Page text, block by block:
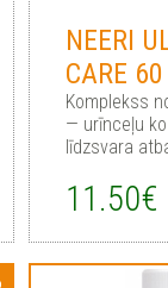
NEERI
CARE
Komplekss
— urīnceļu
līdzsvara
11.50€